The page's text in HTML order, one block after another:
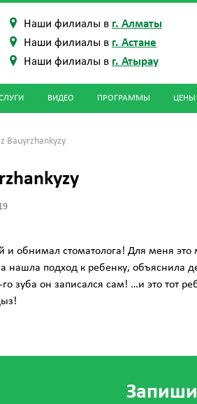
Наши филиалы в г. Алматы
Наши филиалы в г. Астане
Наши филиалы в г. Атырау
ВИДЕО ПРОГРАММЫ ЦЕНЫ
Bauyrzhankyzy
обнимал стоматолога! Для меня это
подход к ребенку, объяснила
зуба он записался сам! …и это тот